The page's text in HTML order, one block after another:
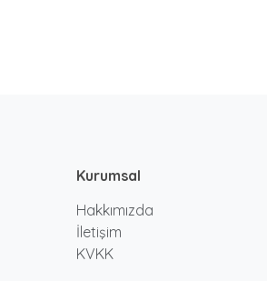
Kurumsal
Hakkımızda
İletişim
KVKK